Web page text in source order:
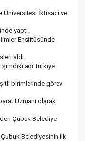
Üniversitesi İktisadi ve
yaptı.
Enstitüsünde
aldı.
şimdiki adı Türkiye
birimlerinde görev
Uzmanı olarak
Çubuk Belediye
Çubuk Belediyesinin ilk